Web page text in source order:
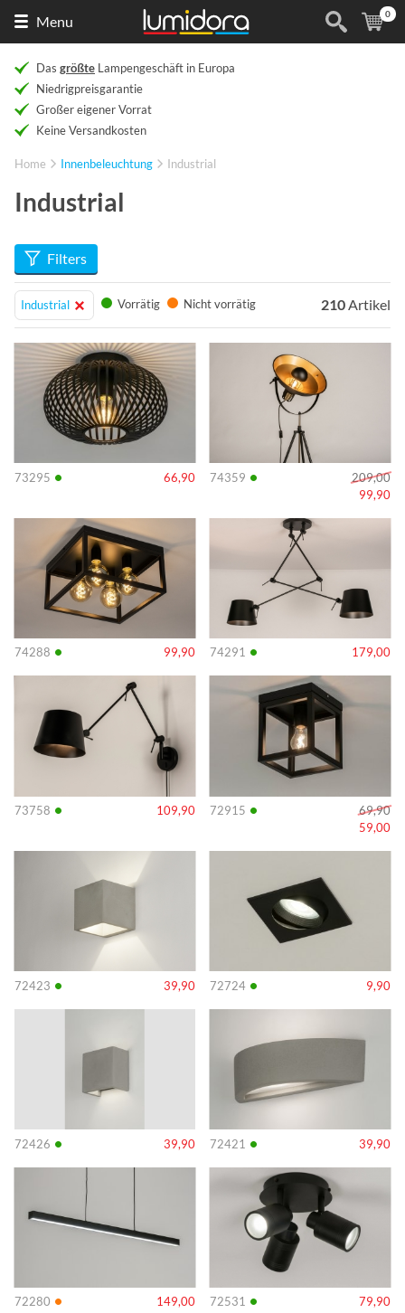
Menu (
0
Das größte Lampengeschäft in Europa
Niedrigpreisgarantie
Großer eigener Vorrat
Keine Versandkosten
Home Innenbeleuchtung Industrial
Industrial
Filters
Industrial Vorrätig Nicht vorrätig 210Artikel
73295 • 66,90
Info
74359 •
209,00
99,90
Info
74288 • 99,90
Info
74291 • 179,00
Info
73758 • 109,90
Info
72915 •
69,90
59,00
Info
72423 • 39,90
Info
72724 • 9,90
Info
72426 • 39,90
Info
72421 • 39,90
Info
72280 • 149,00
Info
72531 • 79,90
Info